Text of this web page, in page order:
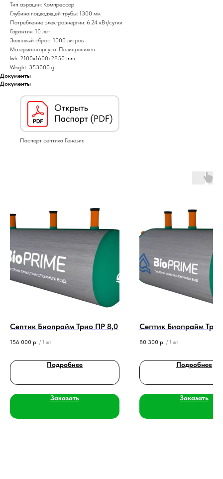
Тип аэрации: Компрессор
Глубина подводящей трубы: 1300 мм
Потребление электроэнергии: 6.24 кВт/сутки
Гарантия: 10 лет
Залповый сброс: 1000 литров
Материал корпуса: Полипропилен
lwh: 2100x1600x2850 mm
Weight: 353000 g
Документы
Документы
Паспорт септика Генезис
Септик Биопрайм Трио ПР 8,0
156 000 р. / 1 шт
Подробнее
Заказать
Септик Биопрайм
80 300 р. / 1 шт
Подробнее
Заказать